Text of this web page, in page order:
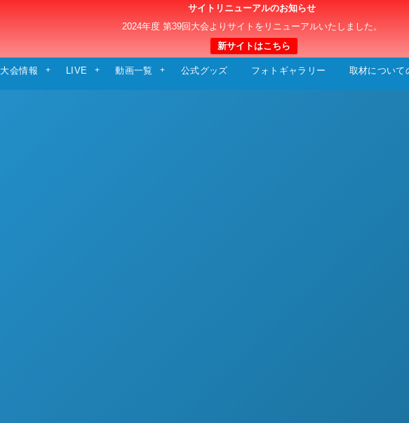
サイトリニューアルのお知らせ
2024年度 第39回大会よりサイトをリニューアルいたしました。
新サイトはこちら
日本クラブユースサッカー選手権（U-15）大
大会情報 LIVE 動画一覧 公式グッズ フォトギャラリー 取材について